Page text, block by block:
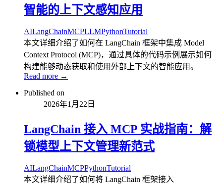
智能的上下文感知应用
AILangChainMCPLLMPythonTutorial
本文详细介绍了如何在 LangChain 框架中集成 Model
Context Protocol (MCP)，通过具体的代码示例展示如何
构建能够动态获取和使用外部上下文的智能应用。
Read more →
Published on
2026年1月22日
LangChain 接入 MCP 实战指南：解
锁模型上下文管理新范式
AILangChainMCPPythonTutorial
本文详细介绍了如何将 LangChain 框架接入